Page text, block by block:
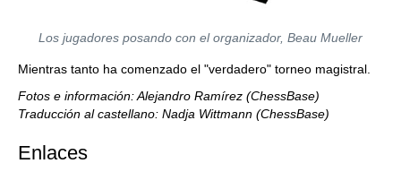
Los jugadores posando con el organizador, Beau Mueller
Mientras tanto ha comenzado el "verdadero" torneo magistral.
Fotos e información: Alejandro Ramírez (ChessBase)
Traducción al castellano: Nadja Wittmann (ChessBase)
Enlaces